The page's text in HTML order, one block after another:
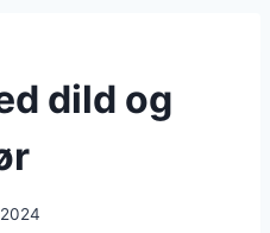
dild og